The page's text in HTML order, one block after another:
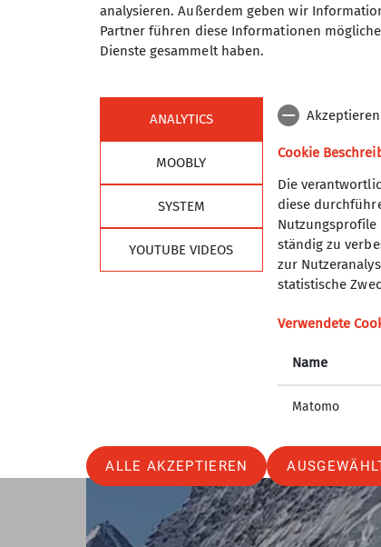
analysieren. Außerdem geben wir
Partner führen diese Informationen
Dienste gesammelt haben.
ANALYTICS
MOOBLY
SYSTEM
YOUTUBE VIDEOS
Cookie
Die
diese
ständig zu
zur
statistische
Verwendete
Name
Matomo
ALLE AKZEPTIEREN